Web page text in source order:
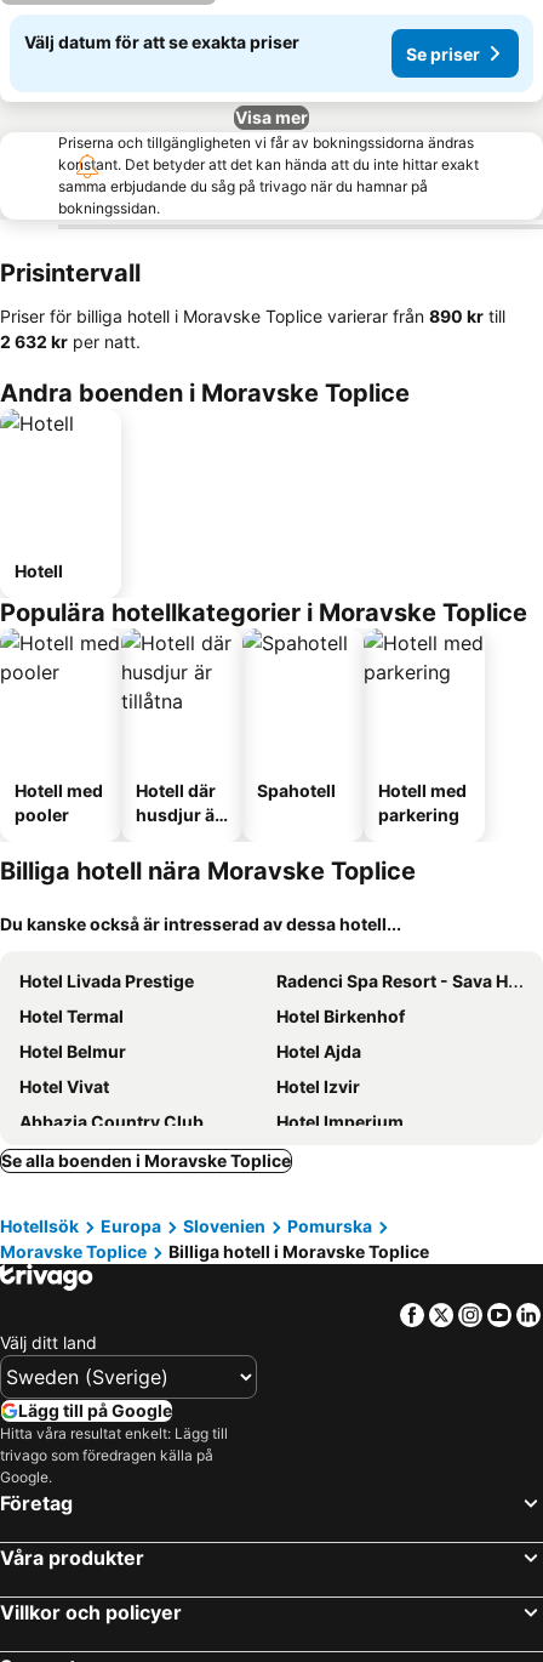
Välj datum för att se exakta priser
Se priser
Visa mer
Priserna och tillgängligheten vi får av bokningssidorna ändras
konstant. Det betyder att det kan hända att du inte hittar exakt
samma erbjudande du såg på trivago när du hamnar på
bokningssidan.
Prisintervall
Priser för billiga hotell i Moravske Toplice varierar från ‎890 kr till
‎2 632 kr per natt.
Andra boenden i Moravske Toplice
Hotell
Populära hotellkategorier i Moravske Toplice
Hotell med
pooler
Hotell där
husdjur är
Spahotell
Hotell med
parkering
Billiga hotell nära Moravske Toplice
Du kanske också är intresserad av dessa hotell...
Hotel Livada Prestige
Radenci Spa Resort - Sava Hotels & Resorts
Hotel Termal
Hotel Birkenhof
Hotel Belmur
Hotel Ajda
Hotel Vivat
Hotel Izvir
Abbazia Country Club
Hotel Imperium
Hotel Ajda Depandance Prekmurska Vas - Terme 3000 - Sava Hotels & Resorts
Hotel Maj Inn
Hotel Sporer der Parktherme
Hotel im Park
Vitalhotel der Parktherme - inkl Thermeneintritt & Sauna
Hotel Altneudörflerhof
Se alla boenden i Moravske Toplice
Hotellsök Europa Slovenien
Pomurska
Moravske Toplice
Billiga hotell i Moravske Toplice
Facebook
Twitter
Välj ditt land
Lägg till på Google
Hitta våra resultat enkelt: Lägg till
trivago som föredragen källa på
Google.
Företag
Våra produkter
Villkor och policyer